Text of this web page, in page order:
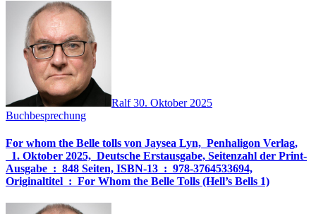
Ralf30. Oktober 2025
Buchbesprechung
For whom the Belle tolls von Jaysea Lyn, ‎ Penhaligon Verlag,
‎ 1. Oktober 2025, ‎ Deutsche Erstausgabe, Seitenzahl der Print-
Ausgabe ‏ : ‎ 848 Seiten, ISBN-13 ‏ : ‎ 978-3764533694,
Originaltitel ‏ : ‎ For Whom the Belle Tolls (Hell’s Bells 1)